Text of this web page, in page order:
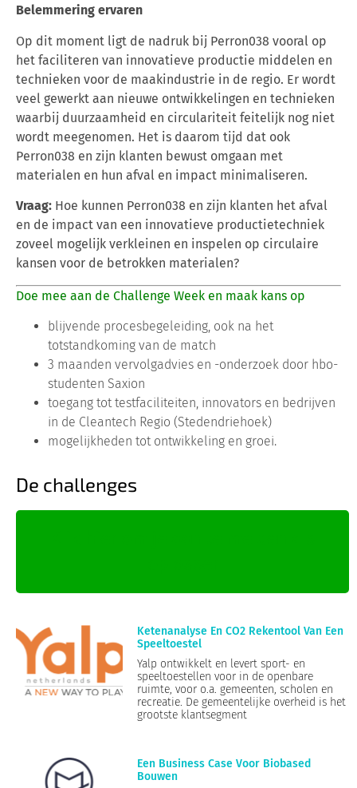
Belemmering ervaren
Op dit moment ligt de nadruk bij Perron038 vooral op
het faciliteren van innovatieve productie middelen en
technieken voor de maakindustrie in de regio. Er wordt
veel gewerkt aan nieuwe ontwikkelingen en technieken
waarbij duurzaamheid en circulariteit feitelijk nog niet
wordt meegenomen. Het is daarom tijd dat ook
Perron038 en zijn klanten bewust omgaan met
materialen en hun afval en impact minimaliseren.
Vraag: Hoe kunnen Perron038 en zijn klanten het afval
en de impact van een innovatieve productietechniek
zoveel mogelijk verkleinen en inspelen op circulaire
kansen voor de betrokken materialen?
Doe mee aan de Challenge Week en maak kans op
blijvende procesbegeleiding, ook na het
totstandkoming van de match
3 maanden vervolgadvies en -onderzoek door hbo-
studenten Saxion
toegang tot testfaciliteiten, innovators en bedrijven
in de Cleantech Regio (Stedendriehoek)
mogelijkheden tot ontwikkeling en groei.
De challenges
Ketenanalyse En CO2 Rekentool Van Een
Speeltoestel
Yalp ontwikkelt en levert sport- en
speeltoestellen voor in de openbare
ruimte, voor o.a. gemeenten, scholen en
recreatie. De gemeentelijke overheid is het
grootste klantsegment
Een Business Case Voor Biobased
Bouwen